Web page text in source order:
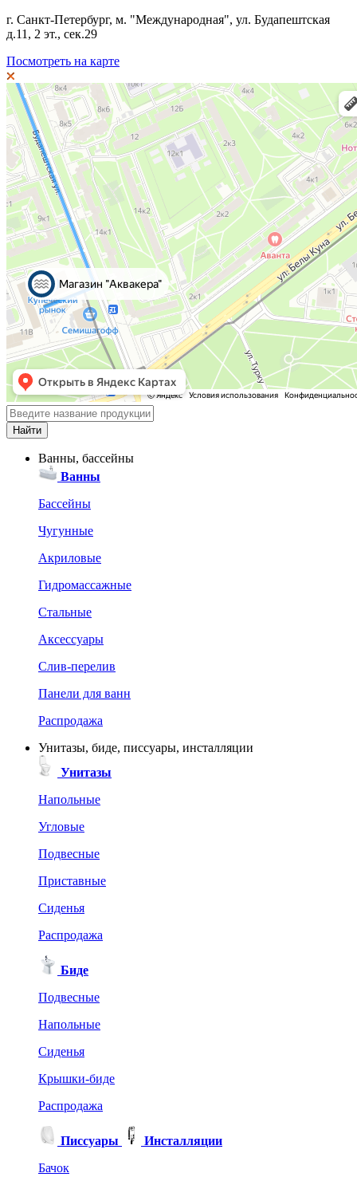
г. Санкт-Петербург, м. "Международная", ул. Будапештская
д.11, 2 эт., сек.29
Посмотреть на карте
Ванны, бассейны
Ванны
Бассейны
Чугунные
Акриловые
Гидромассажные
Стальные
Аксессуары
Слив-перелив
Панели для ванн
Распродажа
Унитазы, биде, писсуары, инсталляции
Унитазы
Напольные
Угловые
Подвесные
Приставные
Сиденья
Распродажа
Биде
Подвесные
Напольные
Сиденья
Крышки-биде
Распродажа
Писсуары
Инсталляции
Бачок